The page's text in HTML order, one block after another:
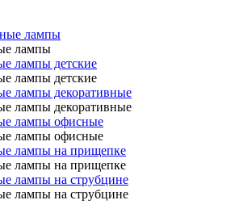
лампы
лампы
лампы детские
лампы детские
лампы декоративные
лампы декоративные
лампы офисные
лампы офисные
лампы на прищепке
лампы на прищепке
лампы на струбцине
лампы на струбцине